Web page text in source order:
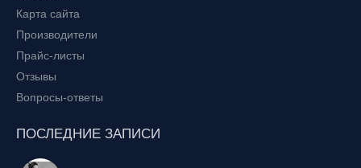
Карта сайта
Производители
Прайс-листы
Отзывы
Вопросы-ответы
ПОСЛЕДНИЕ ЗАПИСИ